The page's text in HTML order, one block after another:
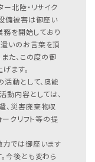
北陸・リサイク
備被害は御座い
を開始しており
いのお言葉を頂
た、この度の御
ます。
動として、奥能
動内容としては、
、災害廃棄物収
クリフト等の提
では御座います
今後とも変わら